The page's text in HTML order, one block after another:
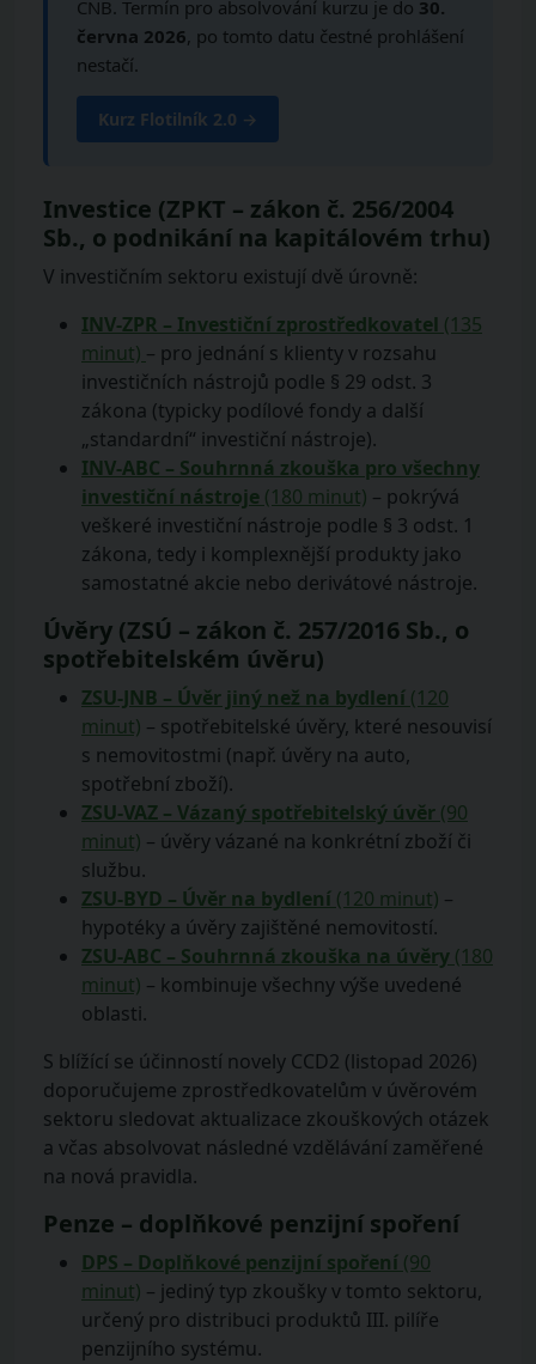
ČNB. Termín pro absolvování kurzu je do 30.
června 2026, po tomto datu čestné prohlášení
nestačí.
Kurz Flotilník 2.0 →
Investice (ZPKT – zákon č. 256/2004
Sb., o podnikání na kapitálovém trhu)
V investičním sektoru existují dvě úrovně:
INV-ZPR – Investiční zprostředkovatel (135
minut) – pro jednání s klienty v rozsahu
investičních nástrojů podle § 29 odst. 3
zákona (typicky podílové fondy a další
„standardní“ investiční nástroje).
INV-ABC – Souhrnná zkouška pro všechny
investiční nástroje (180 minut) – pokrývá
veškeré investiční nástroje podle § 3 odst. 1
zákona, tedy i komplexnější produkty jako
samostatné akcie nebo derivátové nástroje.
Úvěry (ZSÚ – zákon č. 257/2016 Sb., o
spotřebitelském úvěru)
ZSU-JNB – Úvěr jiný než na bydlení (120
minut) – spotřebitelské úvěry, které nesouvisí
s nemovitostmi (např. úvěry na auto,
spotřební zboží).
ZSU-VAZ – Vázaný spotřebitelský úvěr (90
minut) – úvěry vázané na konkrétní zboží či
službu.
ZSU-BYD – Úvěr na bydlení (120 minut) –
hypotéky a úvěry zajištěné nemovitostí.
ZSU-ABC – Souhrnná zkouška na úvěry (180
minut) – kombinuje všechny výše uvedené
oblasti.
S blížící se účinností novely CCD2 (listopad 2026)
doporučujeme zprostředkovatelům v úvěrovém
sektoru sledovat aktualizace zkouškových otázek
a včas absolvovat následné vzdělávání zaměřené
na nová pravidla.
Penze – doplňkové penzijní spoření
DPS – Doplňkové penzijní spoření (90
minut) – jediný typ zkoušky v tomto sektoru,
určený pro distribuci produktů III. pilíře
penzijního systému.